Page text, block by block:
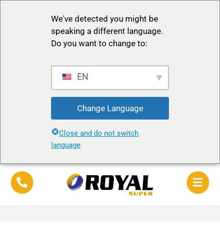
We've detected you might be
speaking a different language.
Do you want to change to:
EN
Change Language
Close and do not switch
language